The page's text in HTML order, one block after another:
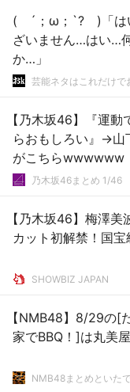
( ´；ω；`? )「は
ざいません…はい…
か…」
芸能ネタはこれだけで
【乃木坂46】『運
らおもしろい』→山
がこちらwwwwww
乃木坂46まとめ 1/46
【乃木坂46】梅澤
カット初解禁！国
SHOWBIZ JAPAN
【NMB48】8/29の[
家でBBQ！]は丸美
NMB48まとめといた